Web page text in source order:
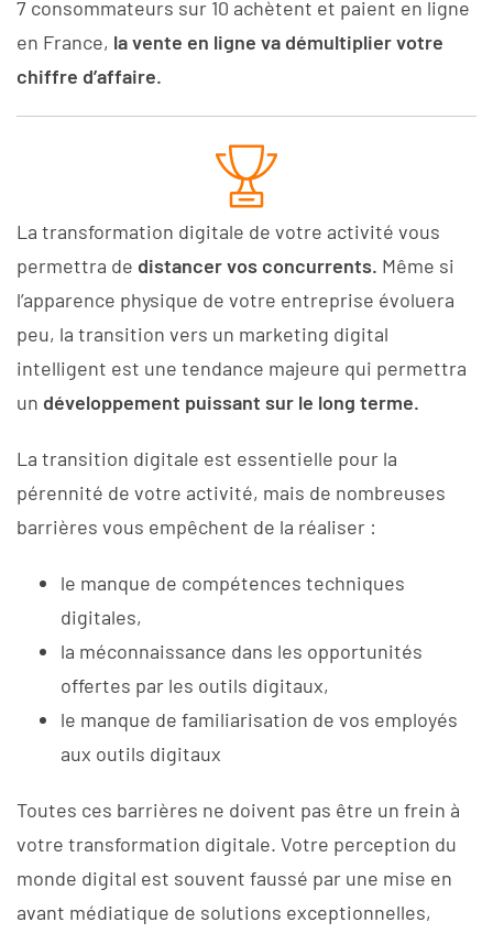
7 consommateurs sur 10 achètent et paient en ligne
en France, la vente en ligne va démultiplier votre
chiffre d’affaire.
La transformation digitale de votre activité vous
permettra de distancer vos concurrents. Même si
l’apparence physique de votre entreprise évoluera
peu, la transition vers un marketing digital
intelligent est une tendance majeure qui permettra
un développement puissant sur le long terme.
La transition digitale est essentielle pour la
pérennité de votre activité, mais de nombreuses
barrières vous empêchent de la réaliser :
le manque de compétences techniques
digitales,
la méconnaissance dans les opportunités
offertes par les outils digitaux,
le manque de familiarisation de vos employés
aux outils digitaux
Toutes ces barrières ne doivent pas être un frein à
votre transformation digitale. Votre perception du
monde digital est souvent faussé par une mise en
avant médiatique de solutions exceptionnelles,